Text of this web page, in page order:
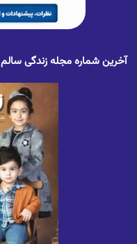
آخرین شماره مجله زندگی سالم